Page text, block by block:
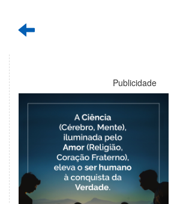
Publicidade